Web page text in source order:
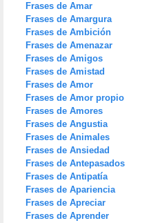
Frases de Amar
Frases de Amargura
Frases de Ambición
Frases de Amenazar
Frases de Amigos
Frases de Amistad
Frases de Amor
Frases de Amor propio
Frases de Amores
Frases de Angustia
Frases de Animales
Frases de Ansiedad
Frases de Antepasados
Frases de Antipatía
Frases de Apariencia
Frases de Apreciar
Frases de Aprender